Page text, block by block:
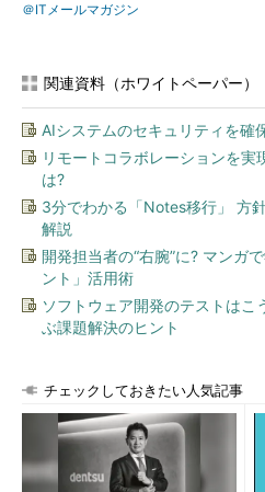
＠ITメールマガジン
関連資料（ホワイトペーパー）
AIシステムのセキュリティを確
リモートコラボレーションを実
は?
3分でわかる「Notes移行」 方
解説
開発担当者の“右腕”に? マンガ
ント」活用術
ソフトウェア開発のテストは
ぶ課題解決のヒント
チェックしておきたい人気記事